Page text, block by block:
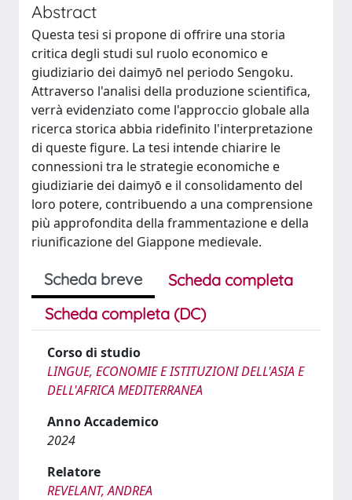
Abstract
Questa tesi si propone di offrire una storia
critica degli studi sul ruolo economico e
giudiziario dei daimyō nel periodo Sengoku.
Attraverso l'analisi della produzione scientifica,
verrà evidenziato come l'approccio globale alla
ricerca storica abbia ridefinito l'interpretazione
di queste figure. La tesi intende chiarire le
connessioni tra le strategie economiche e
giudiziarie dei daimyō e il consolidamento del
loro potere, contribuendo a una comprensione
più approfondita della frammentazione e della
riunificazione del Giappone medievale.
Scheda breve
Scheda completa
Scheda completa (DC)
Corso di studio
LINGUE, ECONOMIE E ISTITUZIONI DELL'ASIA E
DELL'AFRICA MEDITERRANEA
Anno Accademico
2024
Relatore
REVELANT, ANDREA